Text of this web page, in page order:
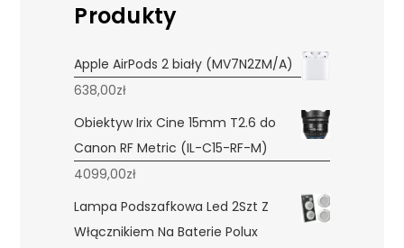
Produkty
Apple AirPods 2 biały (MV7N2ZM/A)
638,00zł
Obiektyw Irix Cine 15mm T2.6 do
Canon RF Metric (IL-C15-RF-M)
4099,00zł
Lampa Podszafkowa Led 2Szt Z
Włącznikiem Na Baterie Polux